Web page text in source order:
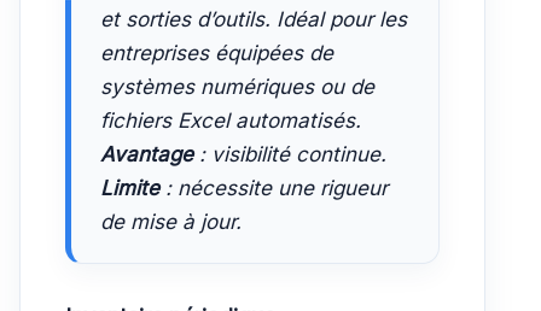
et sorties d’outils. Idéal pour les
entreprises équipées de
systèmes numériques ou de
fichiers Excel automatisés.
Avantage: visibilité continue.
Limite: nécessite une rigueur
de mise à jour.